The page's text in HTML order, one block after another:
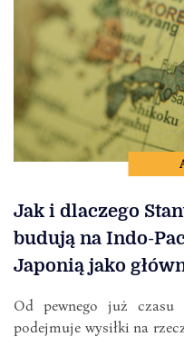
Jak i dlaczego
budują na Indo-
Japonią jako
Od pewnego już czasu
podejmuje wysiłki na